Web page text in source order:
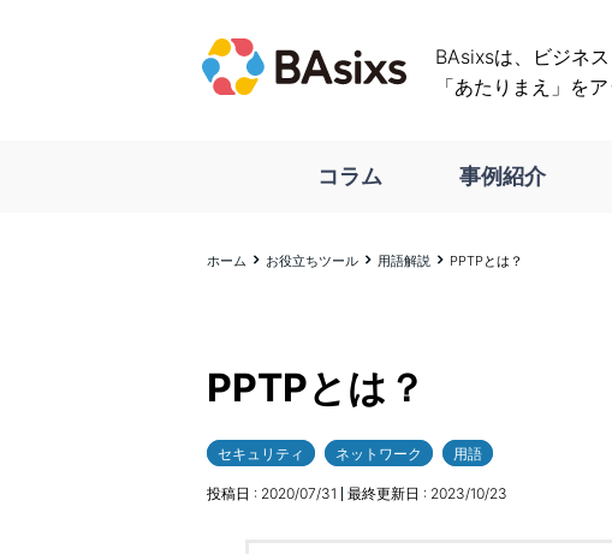
BAsixsは、ビジネ
「あたりまえ」を
コラム 事例紹介
ホーム お役立ちツール 用語解説 PPTPとは？
PPTPとは？
セキュリティ ネットワーク 用語
投稿日 : 2020/07/31 最終更新日 : 2023/10/23